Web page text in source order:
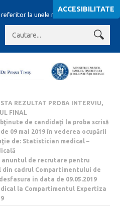
la unele masuri adoptate in
REZULTAT PROBA INTERVIU,
FINAL
de candidaţi la proba scrisă
09 mai 2019 în vederea ocupării
de: Statistician medical –
de recrutare pentru
cadrul Compartimentului de
in data de 09.05.2019
la Compartimentul Expertiza
ACCESIBILITATE